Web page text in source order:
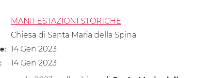
MANIFESTAZIONI STORICHE
Chiesa di Santa Maria della Spina
14 Gen 2023
14 Gen 2023